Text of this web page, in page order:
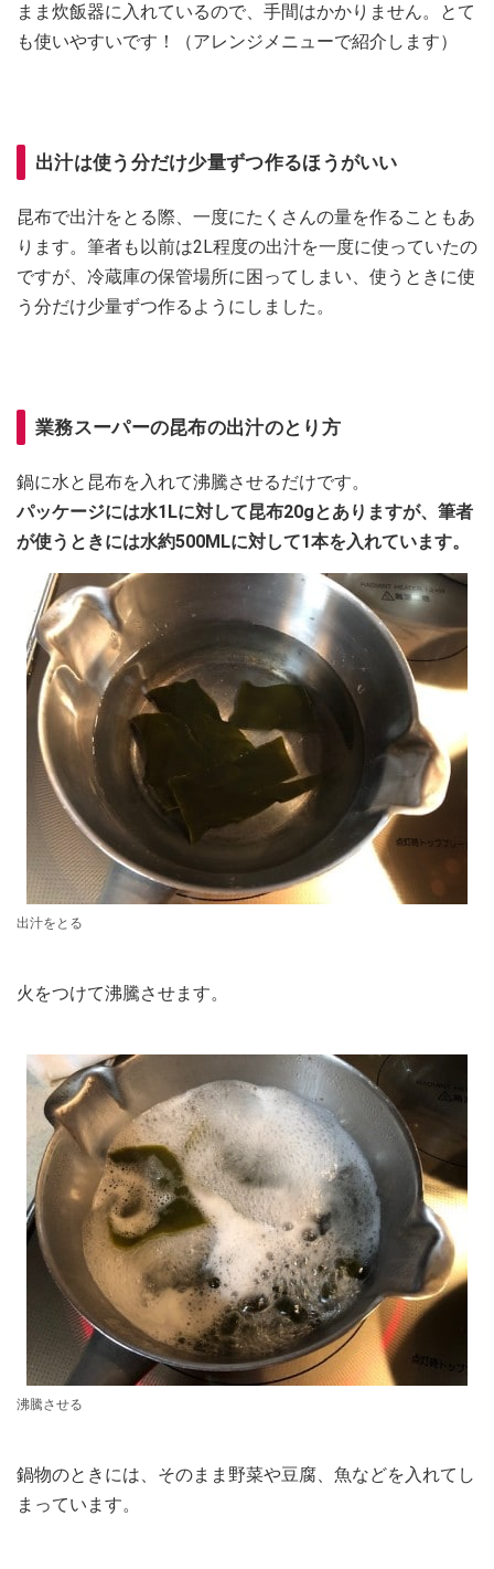
まま炊飯器に入れているので、手間はかかりません。とて
も使いやすいです！（アレンジメニューで紹介します）
出汁は使う分だけ少量ずつ作るほうがいい
昆布で出汁をとる際、一度にたくさんの量を作ることもあ
ります。筆者も以前は2L程度の出汁を一度に使っていたの
ですが、冷蔵庫の保管場所に困ってしまい、使うときに使
う分だけ少量ずつ作るようにしました。
業務スーパーの昆布の出汁のとり方
鍋に水と昆布を入れて沸騰させるだけです。
パッケージには水1Lに対して昆布20gとありますが、筆者
が使うときには水約500MLに対して1本を入れています。
出汁をとる
火をつけて沸騰させます。
沸騰させる
鍋物のときには、そのまま野菜や豆腐、魚などを入れてし
まっています。